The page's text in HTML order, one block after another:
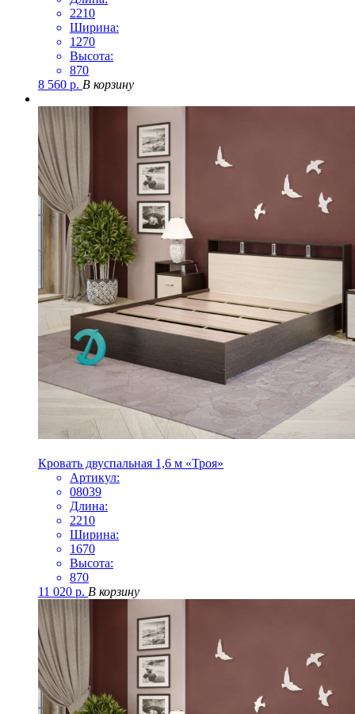
2210
Ширина:
1270
Высота:
870
8 560 р. В корзину
Кровать двуспальная 1,6 м «Троя»
Артикул:
08039
Длина:
2210
Ширина:
1670
Высота:
870
11 020 р. В корзину